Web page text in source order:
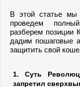
В этой статье мы
проведем
разберем позиции
дадим пошаговые
защитить свой
1. Суть
запретил